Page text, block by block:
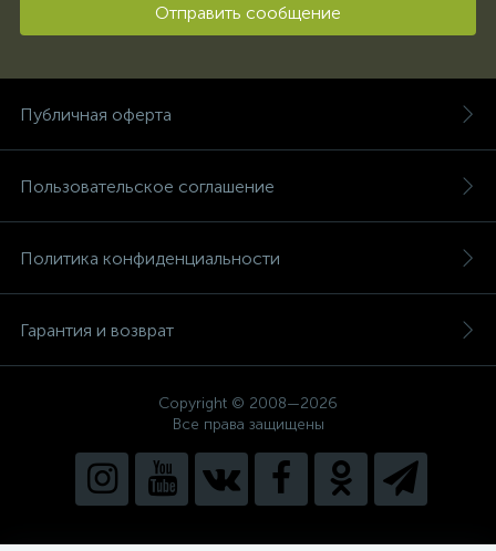
Отправить сообщение
Публичная оферта
Пользовательское соглашение
Политика конфиденциальности
Гарантия и возврат
Copyright © 2008—2026
Все права защищены